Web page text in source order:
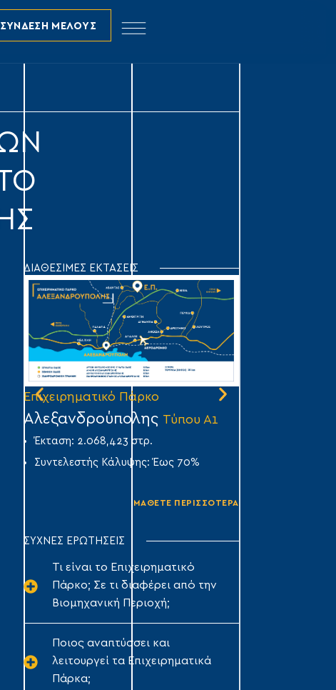
ΣΥΝΔΕΣΗ ΜΕΛΟΥΣ
ΔΙΑΘΕΣΙΜΕΣ ΕΚΤΑΣΕΙΣ
Επιχειρηματικό Πάρκο
Αλεξανδρούπολης Τύπου Α1
Έκταση: 2.068,423 στρ.
Συντελεστής Κάλυψης: Έως 70%
ΜΑΘΕΤΕ ΠΕΡΙΣΣΟΤΕΡΑ
ΣΥΧΝΕΣ ΕΡΩΤΗΣΕΙΣ
Τι είναι το Επιχειρηματικό
Πάρκο; Σε τι διαφέρει από την
Βιομηχανική Περιοχή;
Ποιος αναπτύσσει και
λειτουργεί τα Επιχειρηματικά
Πάρκα;